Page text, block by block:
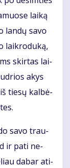
lai­ką
lan­dų sa­vo
laik­ro­du­ką,
skir­tas lai­
akys
tie­sų kal­bė­
sa­vo trau­
ir pa­ti ne­
da­bar ati­